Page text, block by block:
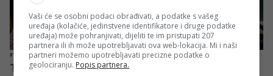
Vaši će se osobni podaci obrađivati, a podatke s vašeg
uređaja (kolačiće, jedinstvene identifikatore i druge podatke
uređaja) može pohranjivati, dijeliti te im pristupati 207
partnera ili ih može upotrebljavati ova web-lokacija. Mi i naši
partneri možemo upotrebljavati precizne podatke o
geolociranju. Popis partnera.